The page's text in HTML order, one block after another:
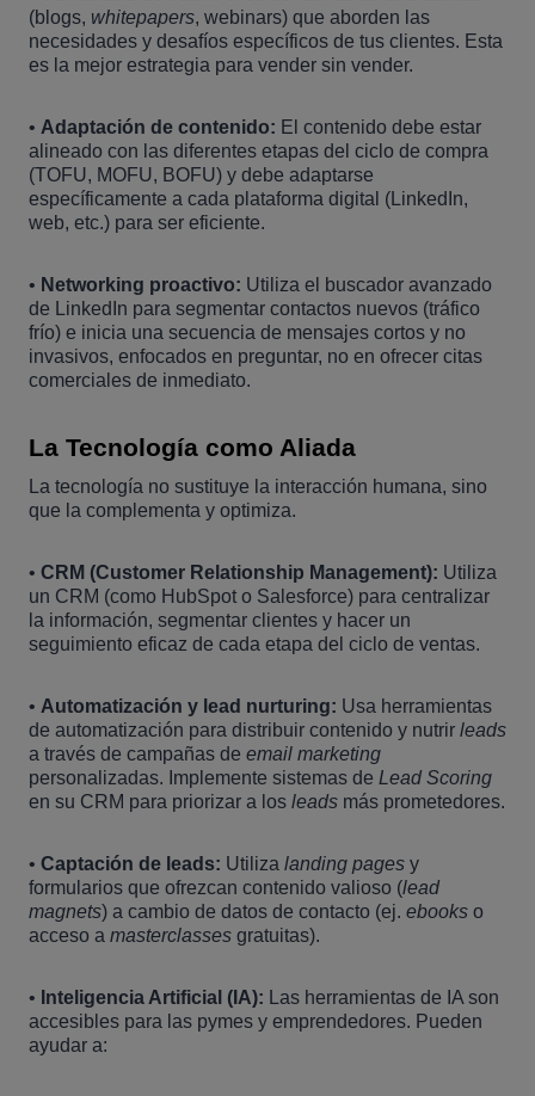
(blogs, whitepapers, webinars) que aborden las
necesidades y desafíos específicos de tus clientes. Esta
es la mejor estrategia para vender sin vender.
• Adaptación de contenido: El contenido debe estar
alineado con las diferentes etapas del ciclo de compra
(TOFU, MOFU, BOFU) y debe adaptarse
específicamente a cada plataforma digital (LinkedIn,
web, etc.) para ser eficiente.
• Networking proactivo: Utiliza el buscador avanzado
de LinkedIn para segmentar contactos nuevos (tráfico
frío) e inicia una secuencia de mensajes cortos y no
invasivos, enfocados en preguntar, no en ofrecer citas
comerciales de inmediato.
La Tecnología como Aliada
La tecnología no sustituye la interacción humana, sino
que la complementa y optimiza.
• CRM (Customer Relationship Management): Utiliza
un CRM (como HubSpot o Salesforce) para centralizar
la información, segmentar clientes y hacer un
seguimiento eficaz de cada etapa del ciclo de ventas.
• Automatización y lead nurturing: Usa herramientas
de automatización para distribuir contenido y nutrir leads
a través de campañas de email marketing
personalizadas. Implemente sistemas de Lead Scoring
en su CRM para priorizar a los leads más prometedores.
• Captación de leads: Utiliza landing pages y
formularios que ofrezcan contenido valioso (lead
magnets) a cambio de datos de contacto (ej. ebooks o
acceso a masterclasses gratuitas).
• Inteligencia Artificial (IA): Las herramientas de IA son
accesibles para las pymes y emprendedores. Pueden
ayudar a: